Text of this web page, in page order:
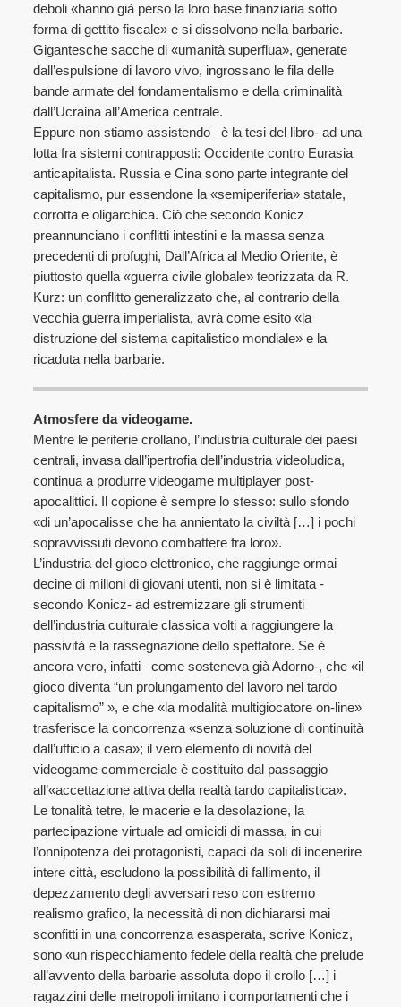
deboli «hanno già perso la loro base finanziaria sotto
forma di gettito fiscale» e si dissolvono nella barbarie.
Gigantesche sacche di «umanità superflua», generate
dall’espulsione di lavoro vivo, ingrossano le fila delle
bande armate del fondamentalismo e della criminalità
dall’Ucraina all’America centrale.
Eppure non stiamo assistendo –è la tesi del libro- ad una
lotta fra sistemi contrapposti: Occidente contro Eurasia
anticapitalista. Russia e Cina sono parte integrante del
capitalismo, pur essendone la «semiperiferia» statale,
corrotta e oligarchica. Ciò che secondo Konicz
preannunciano i conflitti intestini e la massa senza
precedenti di profughi, Dall’Africa al Medio Oriente, è
piuttosto quella «guerra civile globale» teorizzata da R.
Kurz: un conflitto generalizzato che, al contrario della
vecchia guerra imperialista, avrà come esito «la
distruzione del sistema capitalistico mondiale» e la
ricaduta nella barbarie.
Atmosfere da videogame.
Mentre le periferie crollano, l’industria culturale dei paesi
centrali, invasa dall’ipertrofia dell’industria videoludica,
continua a produrre videogame multiplayer post-
apocalittici. Il copione è sempre lo stesso: sullo sfondo
«di un’apocalisse che ha annientato la civiltà […] i pochi
sopravvissuti devono combattere fra loro».
L’industria del gioco elettronico, che raggiunge ormai
decine di milioni di giovani utenti, non si è limitata -
secondo Konicz- ad estremizzare gli strumenti
dell’industria culturale classica volti a raggiungere la
passività e la rassegnazione dello spettatore. Se è
ancora vero, infatti –come sosteneva già Adorno-, che «il
gioco diventa “un prolungamento del lavoro nel tardo
capitalismo” », e che «la modalità multigiocatore on-line»
trasferisce la concorrenza «senza soluzione di continuità
dall’ufficio a casa»; il vero elemento di novità del
videogame commerciale è costituito dal passaggio
all’«accettazione attiva della realtà tardo capitalistica».
Le tonalità tetre, le macerie e la desolazione, la
partecipazione virtuale ad omicidi di massa, in cui
l’onnipotenza dei protagonisti, capaci da soli di incenerire
intere città, escludono la possibilità di fallimento, il
depezzamento degli avversari reso con estremo
realismo grafico, la necessità di non dichiararsi mai
sconfitti in una concorrenza esasperata, scrive Konicz,
sono «un rispecchiamento fedele della realtà che prelude
all’avvento della barbarie assoluta dopo il crollo […] i
ragazzini delle metropoli imitano i comportamenti che i